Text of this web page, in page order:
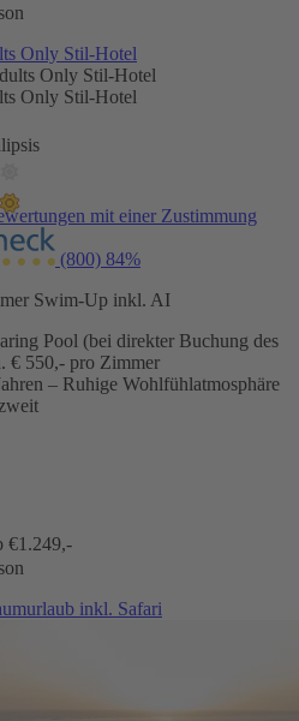
Only Stil-Hotel
Only Stil-Hotel
mit einer Zustimmung
(800) 84%
Swim-Up inkl. AI
Pool (bei direkter Buchung des
€ 550,- pro Zimmer
– Ruhige Wohlfühlatmosphäre
€1.249,-
inkl. Safari